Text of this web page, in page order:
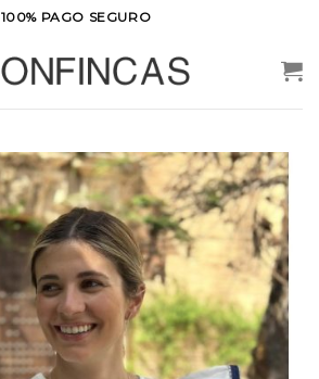
100% PAGO SEGURO